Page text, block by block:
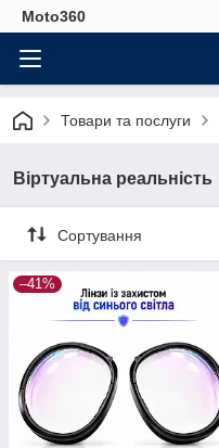
Moto360
Товари та послуги
Віртуальна реальність
Сортування
–41%